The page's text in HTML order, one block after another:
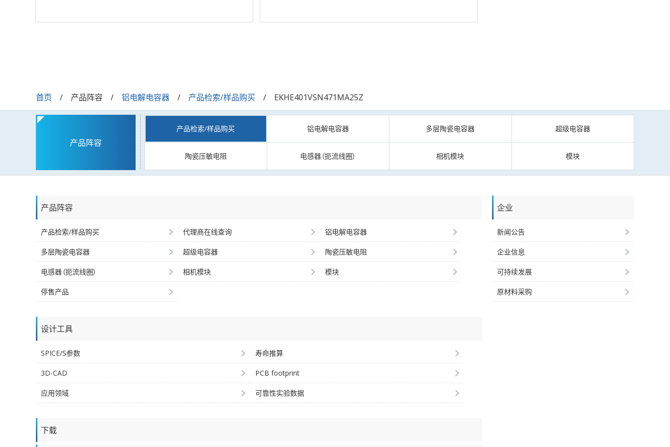
首页 产品阵容 铝电解电容器 产品检索/样品购买 EKHE401VSN471MA25Z
产品阵容
产品检索/样品购买 铝电解电容器 多层陶瓷电容器 超级电容器
陶瓷压敏电阻 电感器（扼流线圈） 相机模块 模块
产品阵容
产品检索/样品购买 代理商在线查询 铝电解电容器
多层陶瓷电容器 超级电容器 陶瓷压敏电阻
电感器（扼流线圈） 相机模块 模块
停售产品
设计工具
SPICE/S参数 寿命推算
3D-CAD PCB footprint
应用领域 可靠性实验数据
下载
企业
新闻公告
企业信息
可持续发展
原材料采购